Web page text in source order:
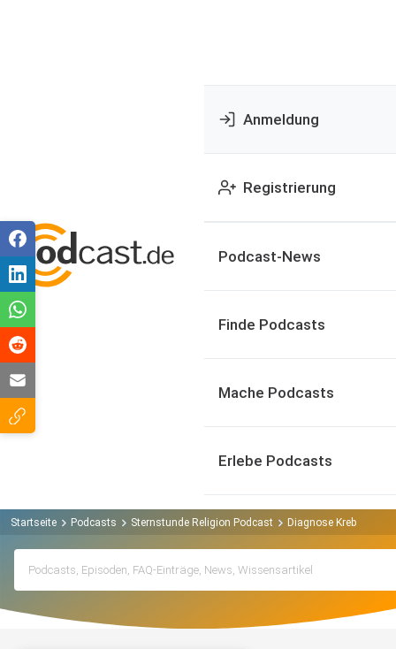
Anmeldung
Registrierung
Podcast-News
Finde Podcasts
Mache Podcasts
Erlebe Podcasts
Startseite Podcasts Sternstunde Religion Podcast Diagnose Krebs –